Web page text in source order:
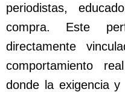
periodistas,
compra. Este
directamente
comportamiento
donde la exigencia